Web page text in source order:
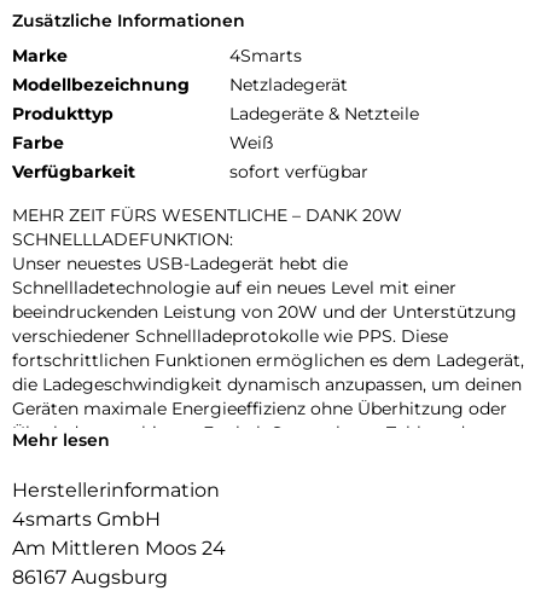
Zusätzliche Informationen
Marke
4Smarts
Modellbezeichnung
Netzladegerät
Produkttyp
Ladegeräte & Netzteile
Farbe
Weiß
Verfügbarkeit
sofort verfügbar
MEHR ZEIT FÜRS WESENTLICHE – DANK 20W
SCHNELLLADEFUNKTION:
Unser neuestes USB-Ladegerät hebt die
Schnellladetechnologie auf ein neues Level mit einer
beeindruckenden Leistung von 20W und der Unterstützung
verschiedener Schnellladeprotokolle wie PPS. Diese
fortschrittlichen Funktionen ermöglichen es dem Ladegerät,
die Ladegeschwindigkeit dynamisch anzupassen, um deinen
Geräten maximale Energieeffizienz ohne Überhitzung oder
Überladung zu bieten. Egal ob Smartphone, Tablet oder
deine Wartezeiten drastisch verkürzen und dir mehr Zeit für
alle, die Technologie auf Spitzenniveau erwarten.
MODERNES DESIGN TRIFFT MODERNEN LIFESTYLE:
Mehr lesen
Herstellerinformation
4smarts GmbH
Am Mittleren Moos 24
86167 Augsburg